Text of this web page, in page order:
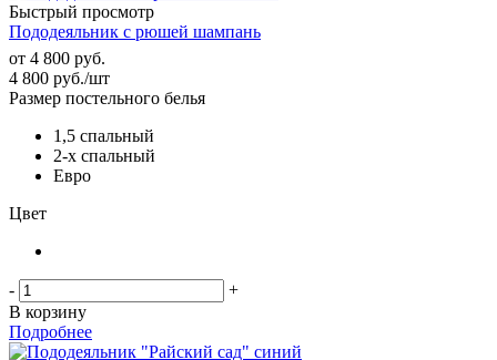
Быстрый просмотр
Пододеяльник с рюшей шампань
от 4 800 руб.
4 800 руб./шт
Размер постельного белья
1,5 спальный
2-х спальный
Евро
Цвет
-
+
В корзину
Подробнее